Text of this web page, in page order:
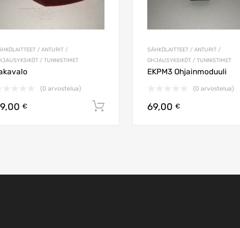
/ ANTURIT /
/ TUNNISTIMET
(0 arvostelua)
€ Lisää ostoskoriin
SÄHKÖLAITTEET / ANTURIT /
OHJAUSYKSIKÖT / TUNNISTIMET
EKPM3 Ohjainmoduuli
(0 arvostelua)
69,00 €